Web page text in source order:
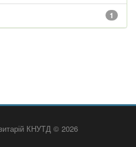
1
КНУТД © 2026